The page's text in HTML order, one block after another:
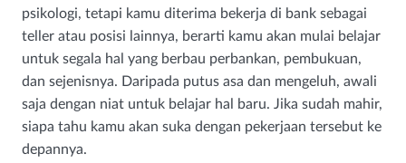
psikologi, tetapi kamu diterima bekerja di bank sebagai
teller atau posisi lainnya, berarti kamu akan mulai belajar
untuk segala hal yang berbau perbankan, pembukuan,
dan sejenisnya. Daripada putus asa dan mengeluh, awali
saja dengan niat untuk belajar hal baru. Jika sudah mahir,
siapa tahu kamu akan suka dengan pekerjaan tersebut ke
depannya.